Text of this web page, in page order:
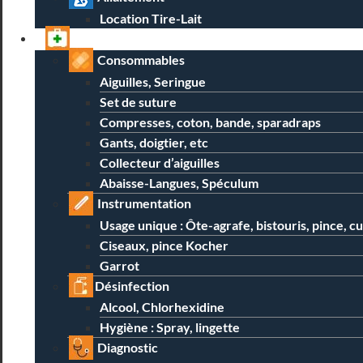
Location Tire-Lait
Consommables
Aiguilles, Seringue
Set de suture
Compresses, coton, bande, sparadraps
Gants, doigtier, etc
Collecteur d’aiguilles
Abaisse-Langues, Spéculum
Instrumentation
Usage unique : Ôte-agrafe, bistouris, pince,
Ciseaux, pince Kocher
Garrot
Désinfection
Alcool, Chlorhexidine
Hygiène : Spray, lingette
Diagnostic